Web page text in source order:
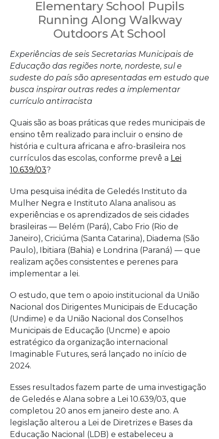
Elementary School Pupils
Running Along Walkway
Outdoors At School
Experiências de seis Secretarias Municipais de
Educação das regiões norte, nordeste, sul e
sudeste do país são apresentadas em estudo que
busca inspirar outras redes a implementar
currículo antirracista
Quais são as boas práticas que redes municipais de
ensino têm realizado para incluir o ensino de
história e cultura africana e afro-brasileira nos
currículos das escolas, conforme prevê a Lei
10.639/03?
Uma pesquisa inédita de Geledés Instituto da
Mulher Negra e Instituto Alana analisou as
experiências e os aprendizados de seis cidades
brasileiras — Belém (Pará), Cabo Frio (Rio de
Janeiro), Criciúma (Santa Catarina), Diadema (São
Paulo), Ibitiara (Bahia) e Londrina (Paraná) — que
realizam ações consistentes e perenes para
implementar a lei.
O estudo, que tem o apoio institucional da União
Nacional dos Dirigentes Municipais de Educação
(Undime) e da União Nacional dos Conselhos
Municipais de Educação (Uncme) e apoio
estratégico da organização internacional
Imaginable Futures, será lançado no início de
2024.
Esses resultados fazem parte de uma investigação
de Geledés e Alana sobre a Lei 10.639/03, que
completou 20 anos em janeiro deste ano. A
legislação alterou a Lei de Diretrizes e Bases da
Educação Nacional (LDB) e estabeleceu a